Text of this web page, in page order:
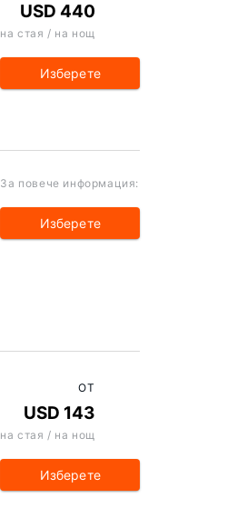
USD 440
на стая / на нощ
Изберете
За повече информация:
Изберете
ОТ
USD 143
на стая / на нощ
Изберете